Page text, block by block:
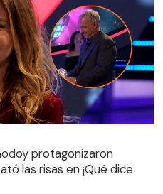
las risas en ¡Qué dice
protagonizaron
las risas en ¡Qué dice